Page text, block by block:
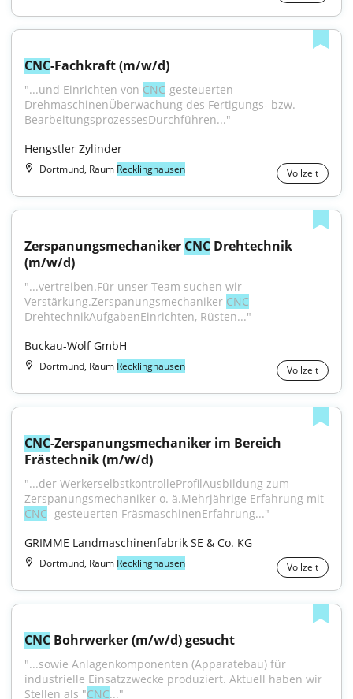
CNC-Fachkraft (m/w/d)
"...und Einrichten von CNC-gesteuerten
DrehmaschinenÜberwachung des Fertigungs- bzw.
BearbeitungsprozessesDurchführen..."
Hengstler Zylinder
Dortmund, Raum Recklinghausen Vollzeit
Zerspanungsmechaniker CNC Drehtechnik
(m/w/d)
"...vertreiben.Für unser Team suchen wir
Verstärkung.Zerspanungsmechaniker CNC
DrehtechnikAufgabenEinrichten, Rüsten..."
Buckau-Wolf GmbH
Dortmund, Raum Recklinghausen Vollzeit
CNC-Zerspanungsmechaniker im Bereich
Frästechnik (m/w/d)
"...der WerkerselbstkontrolleProfilAusbildung zum
CNC- gesteuerten FräsmaschinenErfahrung..."
GRIMME Landmaschinenfabrik SE & Co. KG
Dortmund, Raum Recklinghausen Vollzeit
CNC Bohrwerker (m/w/d) gesucht
"...sowie Anlagenkomponenten (Apparatebau) für
industrielle Einsatzzwecke produziert. Aktuell haben wir
Stellen als "CNC..."